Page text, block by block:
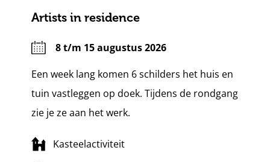
Artists in residence
8 t/m 15 augustus 2026
Een week lang komen 6 schilders het huis en
tuin vastleggen op doek. Tijdens de rondgang
zie je ze aan het werk.
Kasteelactiviteit